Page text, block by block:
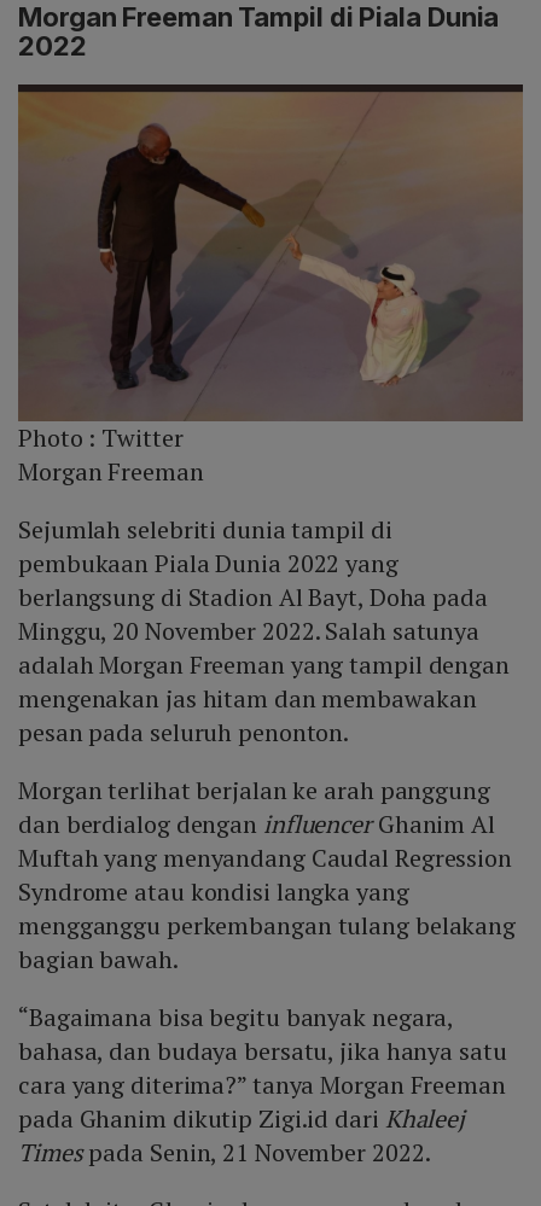
Morgan Freeman Tampil di Piala Dunia
2022
Photo : Twitter
Morgan Freeman
Sejumlah selebriti dunia tampil di
pembukaan Piala Dunia 2022 yang
berlangsung di Stadion Al Bayt, Doha pada
Minggu, 20 November 2022. Salah satunya
adalah Morgan Freeman yang tampil dengan
mengenakan jas hitam dan membawakan
pesan pada seluruh penonton.
Morgan terlihat berjalan ke arah panggung
dan berdialog dengan influencerGhanim Al
Muftah yang menyandang Caudal Regression
Syndrome atau kondisi langka yang
mengganggu perkembangan tulang belakang
bagian bawah.
“Bagaimana bisa begitu banyak negara,
bahasa, dan budaya bersatu, jika hanya satu
cara yang diterima?” tanya Morgan Freeman
pada Ghanim dikutip Zigi.id dari Khaleej
Timespada Senin, 21 November 2022.